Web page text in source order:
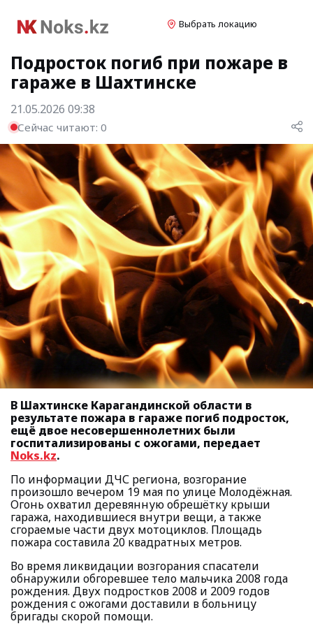
Выбрать локацию
Подросток погиб при пожаре в
гараже в Шахтинске
21.05.2026 09:38
Сейчас читают: 0
В Шахтинске Карагандинской области в
результате пожара в гараже погиб подросток,
ещё двое несовершеннолетних были
госпитализированы с ожогами, передает
Noks.kz.
По информации ДЧС региона, возгорание
произошло вечером 19 мая по улице Молодёжная.
Огонь охватил деревянную обрешётку крыши
гаража, находившиеся внутри вещи, а также
сгораемые части двух мотоциклов. Площадь
пожара составила 20 квадратных метров.
Во время ликвидации возгорания спасатели
обнаружили обгоревшее тело мальчика 2008 года
рождения. Двух подростков 2008 и 2009 годов
рождения с ожогами доставили в больницу
бригады скорой помощи.